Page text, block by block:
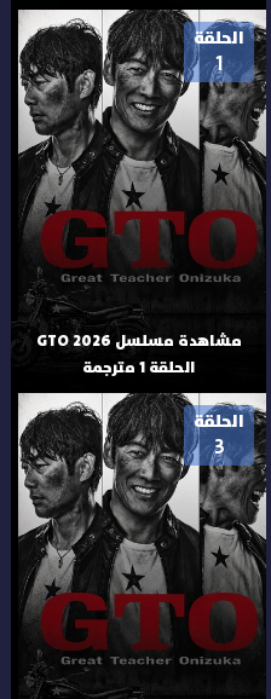
الحلقة
1
مشاهدة مسلسل GTO 2026
الحلقة 1 مترجمة
الحلقة
3